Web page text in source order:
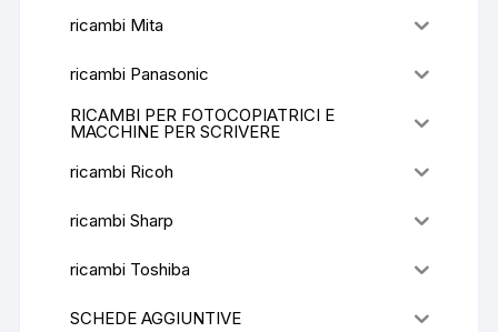
ricambi Mita
ricambi Panasonic
RICAMBI PER FOTOCOPIATRICI E
MACCHINE PER SCRIVERE
ricambi Ricoh
ricambi Sharp
ricambi Toshiba
SCHEDE AGGIUNTIVE